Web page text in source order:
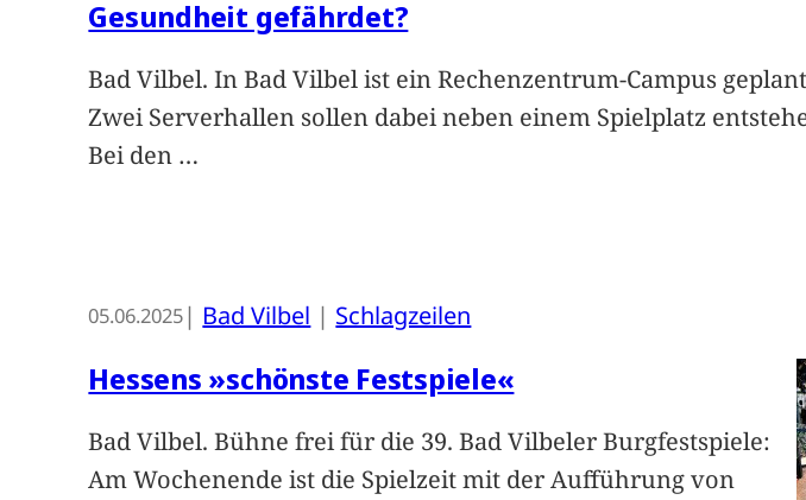
Gesundheit gefährdet?
Bad Vilbel. In Bad Vilbel ist ein Rechenzentrum-Campus
Zwei Serverhallen sollen dabei neben einem Spielplatz
Bei den …
05.06.2025| Bad Vilbel | Schlagzeilen
Hessens »schönste Festspiele«
Bad Vilbel. Bühne frei für die 39. Bad Vilbeler Burgfestspiele:
Am Wochenende ist die Spielzeit mit der Aufführung von